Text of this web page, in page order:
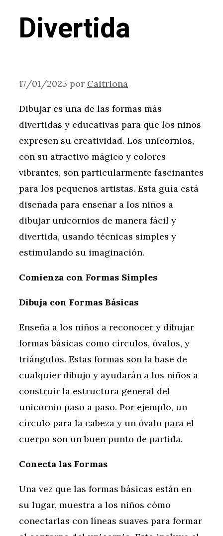
Divertida
17/01/2025 por Caitriona
Dibujar es una de las formas más
divertidas y educativas para que los niños
expresen su creatividad. Los unicornios,
con su atractivo mágico y colores
vibrantes, son particularmente fascinantes
para los pequeños artistas. Esta guía está
diseñada para enseñar a los niños a
dibujar unicornios de manera fácil y
divertida, usando técnicas simples y
estimulando su imaginación.
Comienza con Formas Simples
Dibuja con Formas Básicas
Enseña a los niños a reconocer y dibujar
formas básicas como círculos, óvalos, y
triángulos. Estas formas son la base de
cualquier dibujo y ayudarán a los niños a
construir la estructura general del
unicornio paso a paso. Por ejemplo, un
círculo para la cabeza y un óvalo para el
cuerpo son un buen punto de partida.
Conecta las Formas
Una vez que las formas básicas están en
su lugar, muestra a los niños cómo
conectarlas con líneas suaves para formar